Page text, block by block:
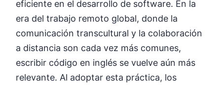
eficiente en el desarrollo de software. En la
era del trabajo remoto global, donde la
comunicación transcultural y la colaboración
a distancia son cada vez más comunes,
escribir código en inglés se vuelve aún más
relevante. Al adoptar esta práctica, los